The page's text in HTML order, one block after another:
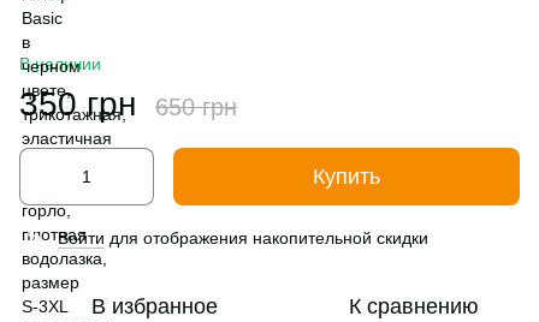
В наличии
350 грн 650 грн
Купить
% Войти для отображения накопительной скидки
В избранное К сравнению